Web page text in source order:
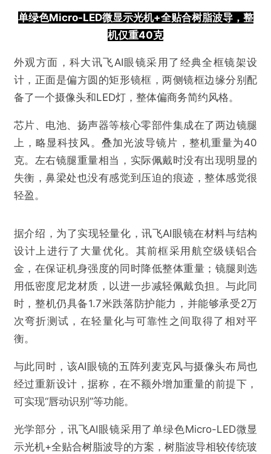
单绿色Micro-LED微显示光机+全贴合树脂波导，整
机仅重40克
外观方面，科大讯飞AI眼镜采用了经典全框镜架设
计，正面是偏方圆的矩形镜框，两侧镜框边缘分别配
备了一个摄像头和LED灯，整体偏商务简约风格。
芯片、电池、扬声器等核心零部件集成在了两边镜腿
上，略显科技风。叠加光波导镜片，整机重量为40
克。左右镜腿重量相当，实际佩戴时没有出现明显的
失衡，鼻梁处也没有感觉到压迫的痕迹，整体感觉很
轻盈。
据介绍，为了实现轻量化，讯飞AI眼镜在材料与结构
设计上进行了大量优化。其前框采用航空级镁铝合
金，在保证机身强度的同时降低整体重量；镜腿则选
用低密度尼龙材质，以进一步减轻佩戴负担。与此同
时，整机仍具备1.7米跌落防护能力，并能够承受2万
次弯折测试，在轻量化与可靠性之间取得了相对平
衡。
与此同时，该AI眼镜的五阵列麦克风与摄像头布局也
经过重新设计，据称，在不额外增加重量的前提下，
可实现“唇动识别”等功能。
光学部分，讯飞AI眼镜采用了单绿色Micro-LED微显
示光机+全贴合树脂波导的方案，树脂波导相较传统玻